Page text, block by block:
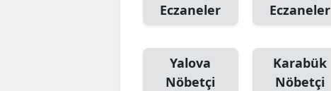
Eczaneler
Eczaneler
Yalova
Nöbetçi
Karabük
Nöbetçi